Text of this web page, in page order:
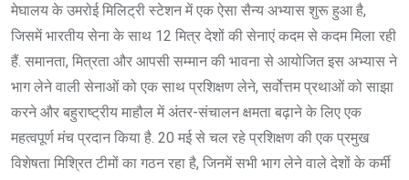
मेघालय के उमरोई मिलिट्री स्टेशन में एक ऐसा सैन्य अभ्यास शुरू हुआ है,
जिसमें भारतीय सेना के साथ 12 मित्र देशों की सेनाएं कदम से कदम मिला रही
हैं. समानता, मित्रता और आपसी सम्मान की भावना से आयोजित इस अभ्यास ने
भाग लेने वाली सेनाओं को एक साथ प्रशिक्षण लेने, सर्वोत्तम प्रथाओं को साझा
करने और बहुराष्ट्रीय माहौल में अंतर-संचालन क्षमता बढ़ाने के लिए एक
महत्वपूर्ण मंच प्रदान किया है. 20 मई से चल रहे प्रशिक्षण की एक प्रमुख
विशेषता मिश्रित टीमों का गठन रहा है, जिनमें सभी भाग लेने वाले देशों के कर्मी